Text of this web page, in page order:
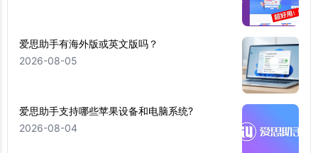
爱思助手有海外版或英文版吗？
2026-08-05
爱思助手支持哪些苹果设备和电脑系统?
2026-08-04